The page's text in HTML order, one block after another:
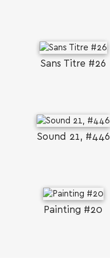
Sans Titre #26
Sound 21, #446
Painting #20